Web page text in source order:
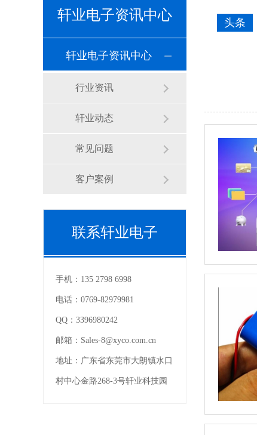
轩业电子资讯中心
轩业电子资讯中心
行业资讯
轩业动态
常见问题
客户案例
联系轩业电子
手机： 135 2798 6998
电话： 0769-82979981
QQ： 3396980242
邮箱： Sales-8@xyco.com.cn
地址： 广东省东莞市大朗镇水口
村中心金路268-3号轩业科技园
头条